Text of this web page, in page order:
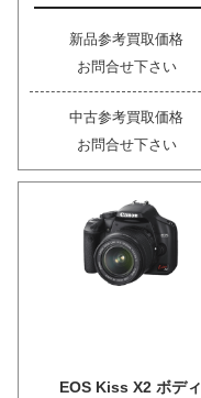
新品参考買取価格
お問合せ下さい
中古参考買取価格
お問合せ下さい
EOS Kiss X2 ボディ